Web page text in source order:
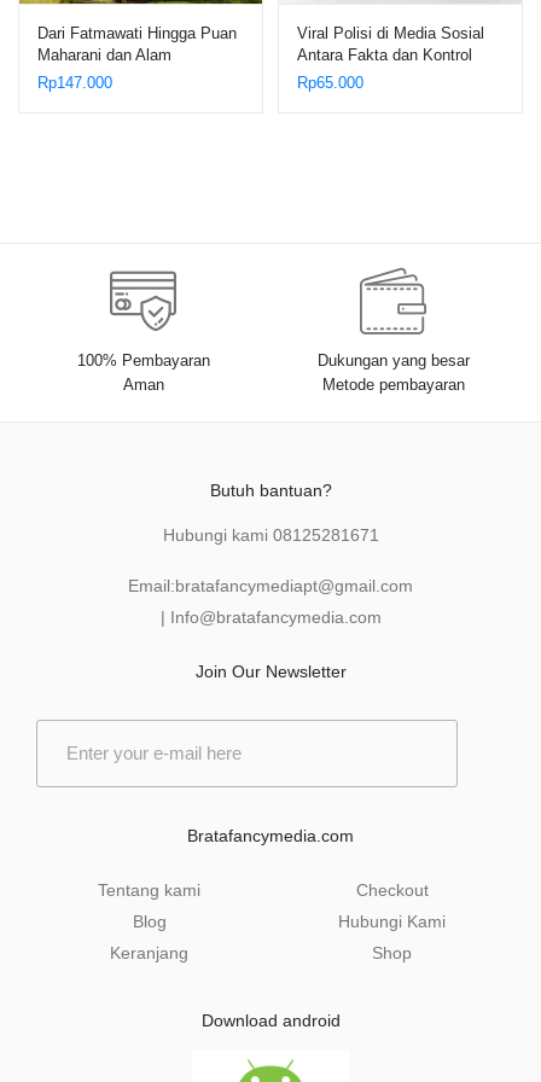
Dari Fatmawati Hingga Puan
Maharani dan Alam
Minangkabau – Dr. Siti
Rp147.000
Viral Polisi di Media Sosial
Antara Fakta dan Kontrol
Sosial – Edi Saputra
Rp65.000
100% Pembayaran
Aman
Dukungan yang besar
Metode pembayaran
Butuh bantuan?
Hubungi kami 08125281671
Email:bratafancymediapt@gmail.com
| Info@bratafancymedia.com
Join Our Newsletter
Bratafancymedia.com
Tentang kami
Blog
Keranjang
Checkout
Hubungi Kami
Shop
Download android